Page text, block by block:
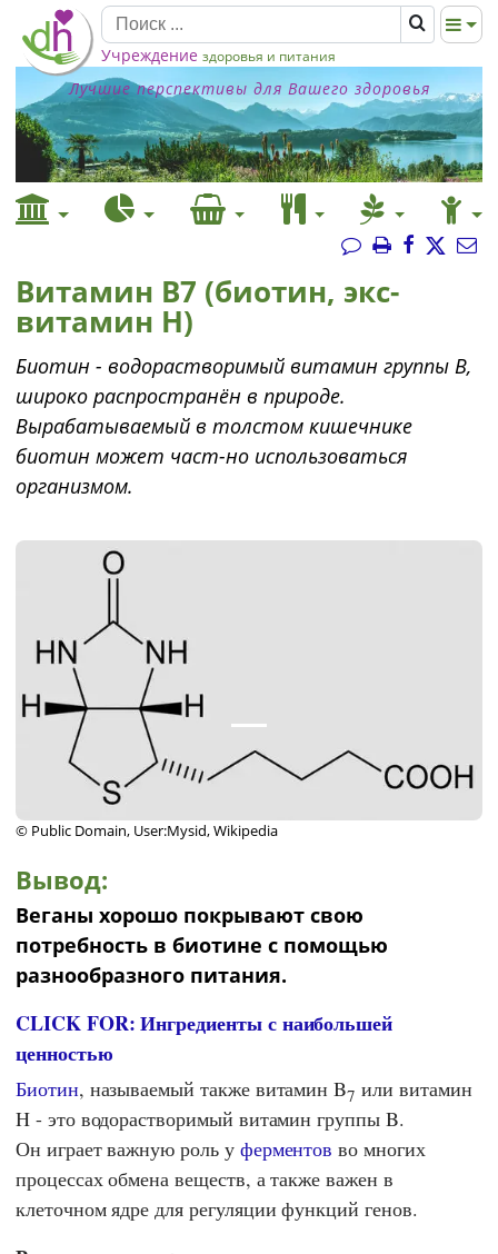
Учреждение здоровья и питания
Лучшие перспективы для Вашего здоровья
Витамин В7 (биотин, экс-
витамин Н)
Биотин - водорастворимый витамин группы В,
широко распространён в природе.
Вырабатываемый в толстом кишечнике
биотин может част-но использоваться
организмом.
© Public Domain, User:Mysid, Wikipedia
Вывод:
Веганы хорошо покрывают свою
потребность в биотине с помощью
разнообразного питания.
CLICK FOR: Ингредиенты с наибольшей
ценностью
Биотин, называемый также витамин B7 или витамин
H - это водорастворимый витамин группы B.
Он играет важную роль у ферментов во многих
процессах обмена веществ, а также важен в
клеточном ядре для регуляции функций генов.